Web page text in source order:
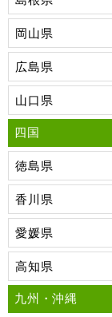
岡山県
広島県
山口県
四国
徳島県
香川県
愛媛県
高知県
九州・沖縄